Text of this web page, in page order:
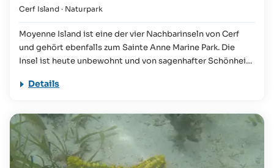
Cerf Island · Naturpark
Moyenne Island ist eine der vier Nachbarinseln von Cerf
und gehört ebenfalls zum Sainte Anne Marine Park. Die
Insel ist heute unbewohnt und von sagenhafter Schönheit.
vorbei führt an den Grabstätten alter Seeräuber, an einer
an zwei Traumstränden ("Coral Cove" und "Pirate's Cove").
Eine Population von über 100 Riesenlandschildkröten
belebt die Insel, die noch bis 2012 von dem
weltberühmten Einsiedler Brendon Grimshaw bewohnt
Details